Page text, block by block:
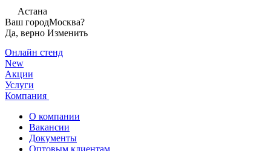
Астана
Ваш городМосква?
Да, верно Изменить
Онлайн стенд
New
Акции
Услуги
Компания
О компании
Вакансии
Документы
Оптовым клиентам